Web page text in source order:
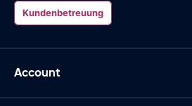
Kundenbetreuung
Account